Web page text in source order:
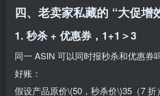
四、老卖家私藏的 “大促增
1. 秒杀 + 优惠券，1+1＞3
同一 ASIN 可以同时报秒杀和优惠券
好账：
假设产品原价\(50，秒杀价\)35（7